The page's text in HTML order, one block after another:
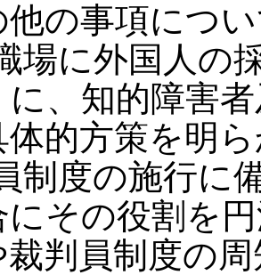
他の事項につ
場に外国人の
に、知的障害
体的方策を明
制度の施行に
にその役割を
裁判員制度の